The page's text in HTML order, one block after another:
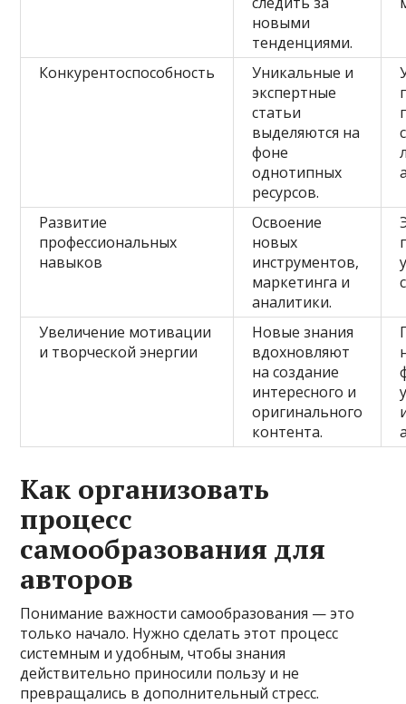
новыми
тенденциями.
Конкурентоспособность
Уникальные и
экспертные
статьи
выделяются на
фоне
однотипных
ресурсов.
Развитие
профессиональных
навыков
Освоение
новых
инструментов,
маркетинга и
аналитики.
Увеличение мотивации
и творческой энергии
Новые знания
вдохновляют
на создание
интересного и
оригинального
контента.
Как организовать
процесс
самообразования для
авторов
Понимание важности самообразования — это
только начало. Нужно сделать этот процесс
системным и удобным, чтобы знания
действительно приносили пользу и не
превращались в дополнительный стресс.